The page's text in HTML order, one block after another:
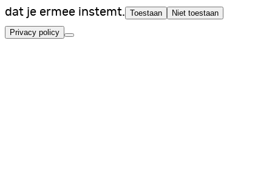
dat je ermee instemt. Toestaan Niet toestaan
Privacy policy